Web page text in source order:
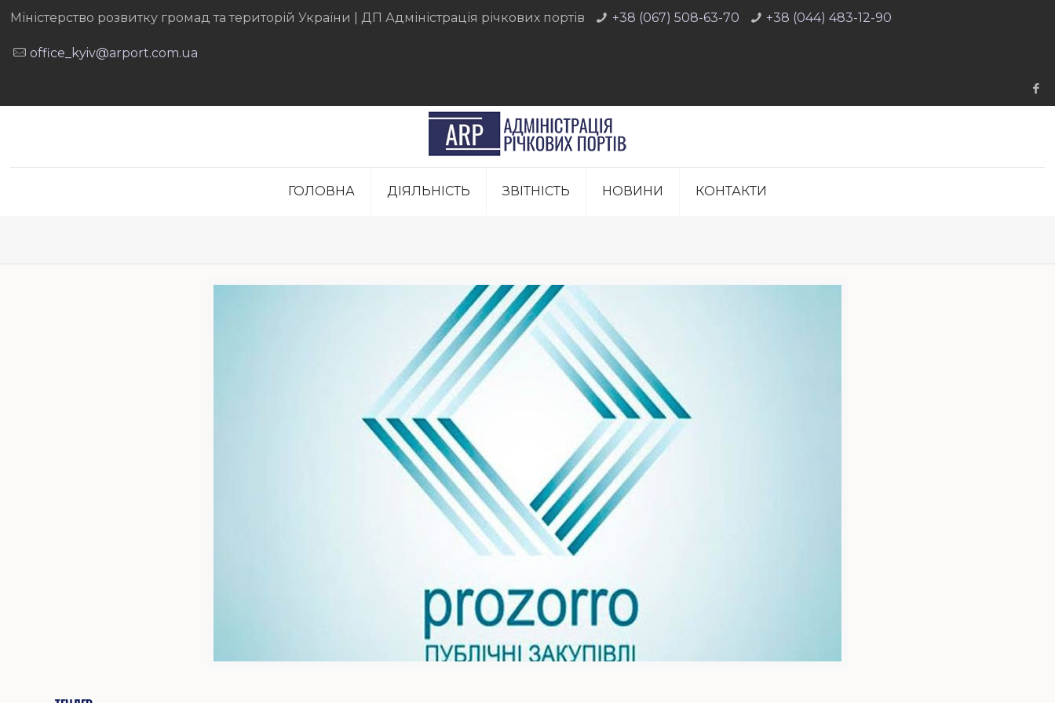
Міністерство розвитку громад та територій України | ДП Адміністрація річкових портів +38 (067) 508-63-70 +38 (044) 483-12-90
office_kyiv@arport.com.ua
ГОЛОВНА ДІЯЛЬНІСТЬ ЗВIТНIСТЬ НОВИНИ КОНТАКТИ